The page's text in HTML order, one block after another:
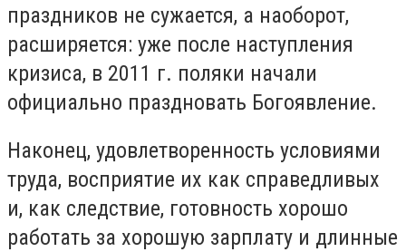
праздников не сужается, а наоборот,
расширяется: уже после наступления
кризиса, в 2011 г. поляки начали
официально праздновать Богоявление.
Наконец, удовлетворенность условиями
труда, восприятие их как справедливых
и, как следствие, готовность хорошо
работать за хорошую зарплату и длинные